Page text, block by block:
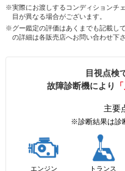
※実際にお渡しするコンディションチ
目が異なる場合がございます。
※グー鑑定の評価はあくまでも記載し
の詳細は各販売店へお問い合わせ下さ
目視点検
故障診断機により
主要
※診断結果は診
エンジン
トランス